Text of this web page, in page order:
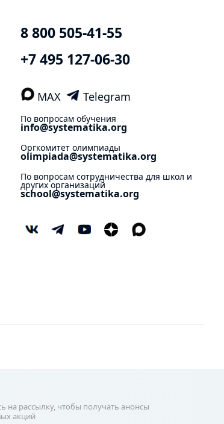
8 800 505-41-55
+7 495 127-06-30
MAX Telegram
По вопросам обучения
info@systematika.org
Оргкомитет олимпиады
olimpiada@systematika.org
По вопросам сотрудничества для школ и
других организаций
school@systematika.org
на рассылку, чтобы получать анонсы
акций